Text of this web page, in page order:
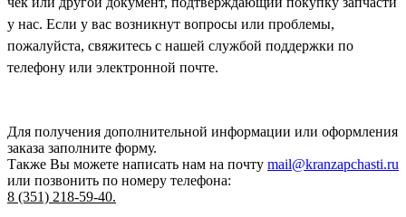
у нас. Если у вас возникнут вопросы или проблемы,
пожалуйста, свяжитесь с нашей службой поддержки по
телефону или электронной почте.
Для получения дополнительной информации или оформления
заказа заполните форму.
Также Вы можете написать нам на почту mail@kranzapchasti.ru
или позвонить по номеру телефона:
8 (351) 218-59-40.